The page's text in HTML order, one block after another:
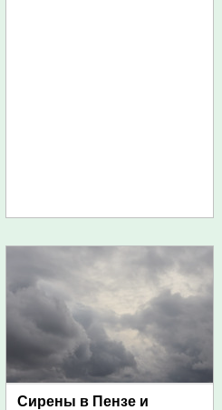
Сирены в Пензе и